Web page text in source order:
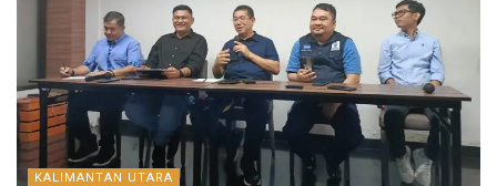
KALIMANTAN UTARA